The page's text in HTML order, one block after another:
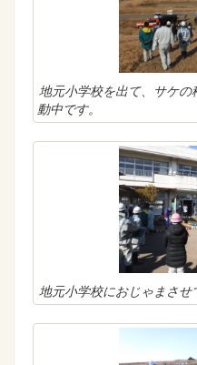
地元小学校を出て、サケ
動中です。
地元小学校におじゃまさせ